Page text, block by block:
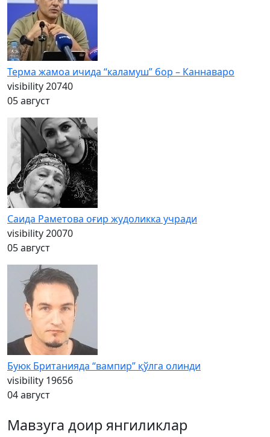
Терма жамоа ичида “каламуш” бор – Каннаваро
visibility20740
05 август
Саида Раметова оғир жудоликка учради
visibility20070
05 август
Буюк Британияда “вампир” қўлга олинди
visibility 19656
04 август
Мавзуга доир янгиликлар